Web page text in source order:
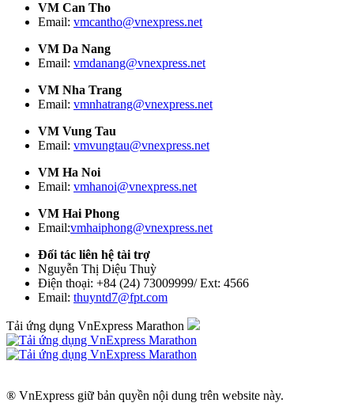
VM Can Tho
Email: vmcantho@vnexpress.net
VM Da Nang
Email: vmdanang@vnexpress.net
VM Nha Trang
Email: vmnhatrang@vnexpress.net
VM Vung Tau
Email: vmvungtau@vnexpress.net
VM Ha Noi
Email: vmhanoi@vnexpress.net
VM Hai Phong
Email:vmhaiphong@vnexpress.net
Đối tác liên hệ tài trợ
Nguyễn Thị Diệu Thuỳ
Điện thoại: +84 (24) 73009999/ Ext: 4566
Email: thuyntd7@fpt.com
Tải ứng dụng VnExpress Marathon
® VnExpress giữ bản quyền nội dung trên website này.